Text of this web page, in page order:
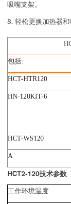
吸嘴支架。
8. 轻松更换加热器
包括:
HCT-HTR120
HN-120KIT-6
HCT-WS120
A
HCT2-120技术参数
工作环境温度